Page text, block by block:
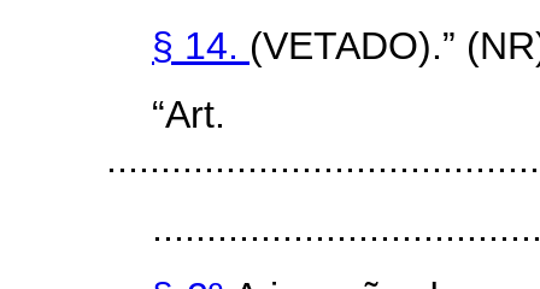
§ 14. (VETADO).”